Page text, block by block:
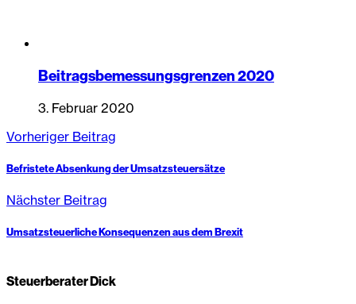
Beitragsbemessungsgrenzen 2020
3. Februar 2020
Vorheriger Beitrag
Befristete Absenkung der Umsatzsteuersätze
Nächster Beitrag
Umsatzsteuerliche Konsequenzen aus dem Brexit
Steuerberater Dick